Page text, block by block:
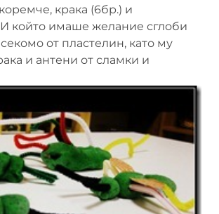
крака (6бр.) и
И който имаше желание сглоби
от пластелин, като му
и антени от сламки и